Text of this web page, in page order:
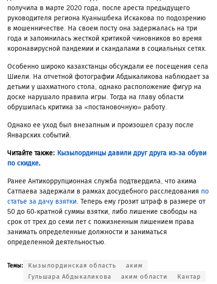
получила в марте 2020 года, после ареста предыдущего
руководителя региона Куанышбека Искакова по подозрению
в мошенничестве. На своем посту она задержалась на три
года и запомнилась жесткой критикой чиновников во время
коронавирусной пандемии и скандалами в социальных сетях.
Особенно широко казахстанцы обсуждали ее посещения села
Шиели. На отчетной фотографии Абдыкаликова наблюдает за
детьми у шахматного стола, однако расположение фигур на
доске нарушало правила игры. Тогда на главу области
обрушилась критика за «постановочную» работу.
Однако ее уход был внезапным и произошел сразу после
Январских событий.
Читайте также: Кызылординцы давили друг друга из-за обуви
по скидке.
Ранее Антикоррупционная служба подтвердила, что акима
Сатпаева задержали в рамках досудебного расследования по
статье за дачу взятки. Теперь ему грозит штраф в размере от
50 до 60-кратной суммы взятки, либо лишение свободы на
срок от трех до семи лет с пожизненным лишением права
занимать определенные должности и заниматься
определенной деятельностью.
Темы: Кызылординская область
аким
Гульшара Абдыкаликова
аким области Кантар